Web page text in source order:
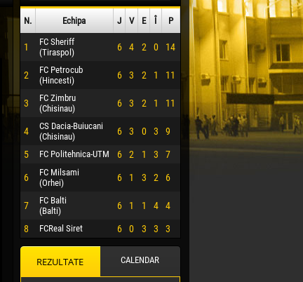
N. Echipa J V E Î P
1
FC Sheriff
(Tiraspol)
6 4 2 0 14
2
FC Petrocub
(Hincesti)
6 3 2 1 11
3
FC Zimbru
(Chisinau)
6 3 2 1 11
4
CS Dacia-Buiucani
(Chisinau)
6 3 0 3 9
5 FC Politehnica-UTM 6 2 1 3 7
6
FC Milsami
(Orhei)
6 1 3 2 6
7
FC Balti
(Balti)
6 1 1 4 4
8 FCReal Siret 6 0 3 3 3
REZULTATE CALENDAR